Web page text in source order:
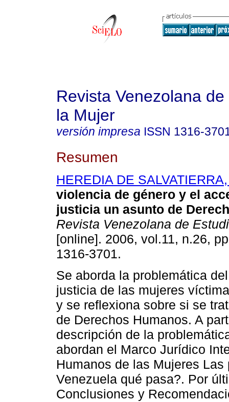
Revista Venezolana
la Mujer
versión impresa ISSN 1316-
Resumen
HEREDIA DE
violencia de género y el
justicia un asunto de
Revista Venezolana de
[online]. 2006, vol.11, n.26,
1316-3701.
Se aborda la problemática
justicia de las mujeres
y se reflexiona sobre si se
de Derechos Humanos. A
descripción de la
abordan el Marco Jurídico
Humanos de las Mujeres
Venezuela qué pasa?. Por
Conclusiones y